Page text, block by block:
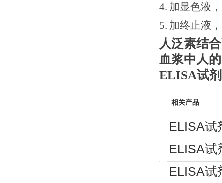
4. 加显色液
5. 加终止液
人泛素结
血浆中人的
ELISA试
相关产品
ELISA试
ELISA试
ELISA试